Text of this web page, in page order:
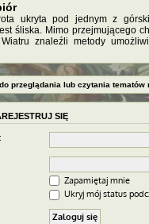
ukryta pod jednym z
śliska. Mimo przejmującego
znaleźli metody
przeglądania lub czytania tematów
SIĘ
Zapamiętaj mnie
Ukryj mój status